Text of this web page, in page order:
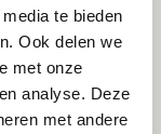
te bieden
Ook delen we
met onze
analyse. Deze
met andere